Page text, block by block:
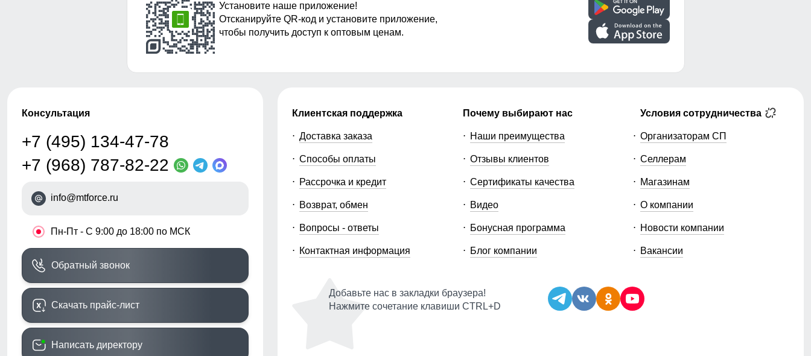
Установите наше приложение!
Отсканируйте QR-код и установите приложение,
чтобы получить доступ к оптовым ценам.
Консультация
+7 (495) 134-47-78
+7 (968) 787-82-22
info@mtforce.ru
• Пн-Пт - С 9:00 до 18:00 по МСК
Обратный звонок
Скачать прайс-лист
Написать директору
Клиентская поддержка
Доставка заказа
Способы оплаты
Рассрочка и кредит
Возврат, обмен
Вопросы - ответы
Контактная информация
Почему выбирают нас
Наши преимущества
Отзывы клиентов
Сертификаты качества
Видео
Бонусная программа
Блог компании
Условия сотрудничества
Организаторам СП
Селлерам
Магазинам
О компании
Новости компании
Вакансии
Добавьте нас в закладки браузера!
Нажмите сочетание клавиши CTRL+D